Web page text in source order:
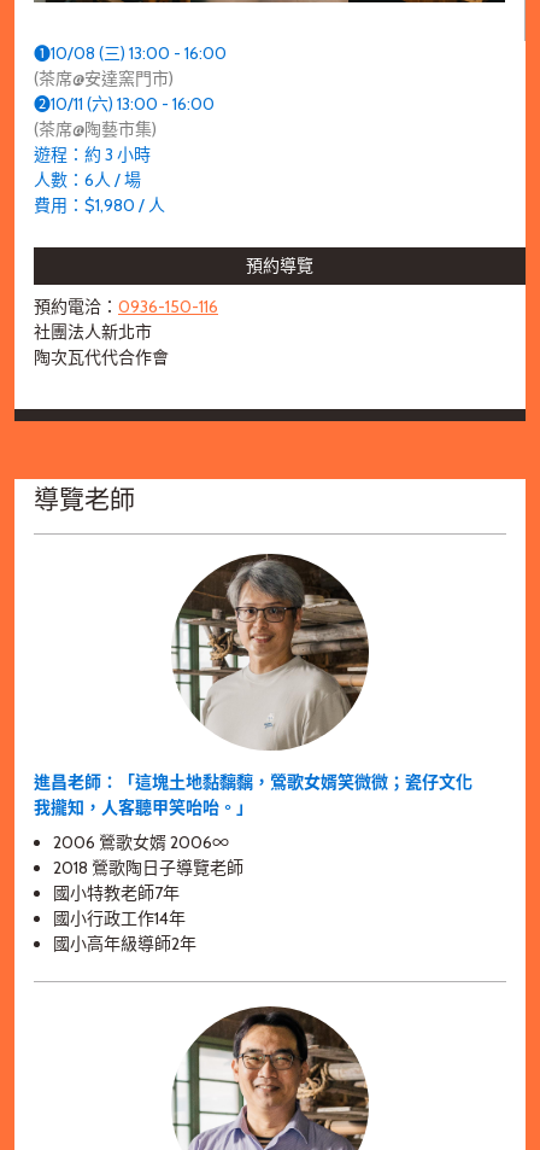
➊10/08 (三) 13:00 - 16:00
(茶席@安達窯門市)
➋10/11 (六) 13:00 - 16:00
(茶席@陶藝市集)
遊程：約 3 小時
人數：6人 / 場
費用：$1,980 / 人
預約導覽
預約電洽： 0936-150-116
社團法人新北市
陶次瓦代代合作會
導覽老師
進昌老師：「這塊土地黏黐黐，鶯歌女婿笑微微；瓷仔文化
我攏知，人客聽甲笑咍咍。」
2006 鶯歌女婿 2006∞
2018 鶯歌陶日子導覽老師
國小特教老師7年
國小行政工作14年
國小高年級導師2年